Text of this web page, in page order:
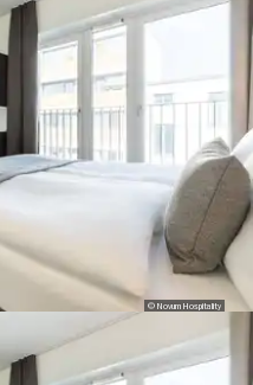
© Novum Hospitality